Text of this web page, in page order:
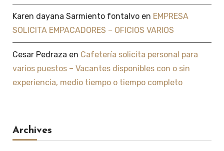
Karen dayana Sarmiento fontalvoen EMPRESA
SOLICITA EMPACADORES – OFICIOS VARIOS
Cesar Pedraza en Cafetería solicita personal para
varios puestos – Vacantes disponibles con o sin
experiencia, medio tiempo o tiempo completo
Archives